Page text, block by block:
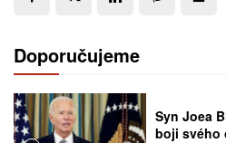
Doporučujeme
Syn Joea
boji svého